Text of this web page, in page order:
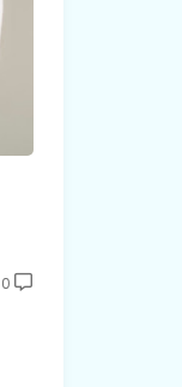
0